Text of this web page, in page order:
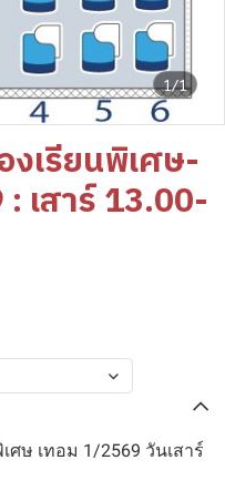
1/1
เรียนพิเศษ-
เสาร์ 13.00-
ษ เทอม 1/2569 วันเสาร์